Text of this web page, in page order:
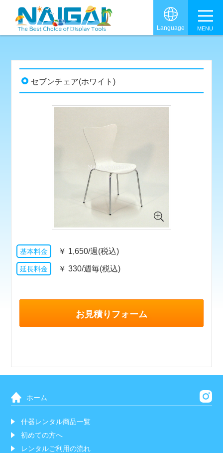
Language
グ
セブンチェア(ホワイト)
￥ 1,650/週(税込)
￥ 330/週毎(税込)
お見積りフォーム
ホーム
什器レンタル商品一覧
初めての方へ
レンタルご利用の流れ